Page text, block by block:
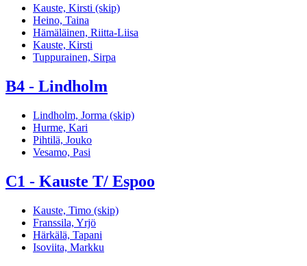
Kauste, Kirsti (skip)
Heino, Taina
Hämäläinen, Riitta-Liisa
Kauste, Kirsti
Tuppurainen, Sirpa
B4 - Lindholm
Lindholm, Jorma (skip)
Hurme, Kari
Pihtilä, Jouko
Vesamo, Pasi
C1 - Kauste T/ Espoo
Kauste, Timo (skip)
Franssila, Yrjö
Härkälä, Tapani
Isoviita, Markku